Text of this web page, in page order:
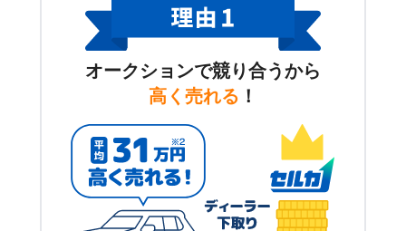
オークションで競り合うから
高く売れる ！